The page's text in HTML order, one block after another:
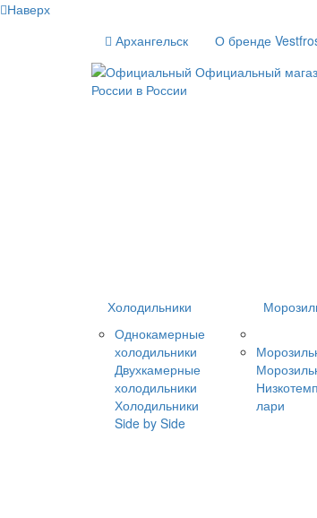
Наверх
Архангельск
О бренде
Холодильники
Однокамерные
холодильники
Двухкамерные
холодильники
Холодильники
Side by Side
лари